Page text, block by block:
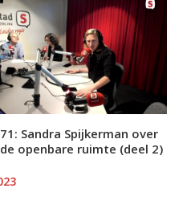
Sandra Spijkerman over
openbare ruimte (deel 2)